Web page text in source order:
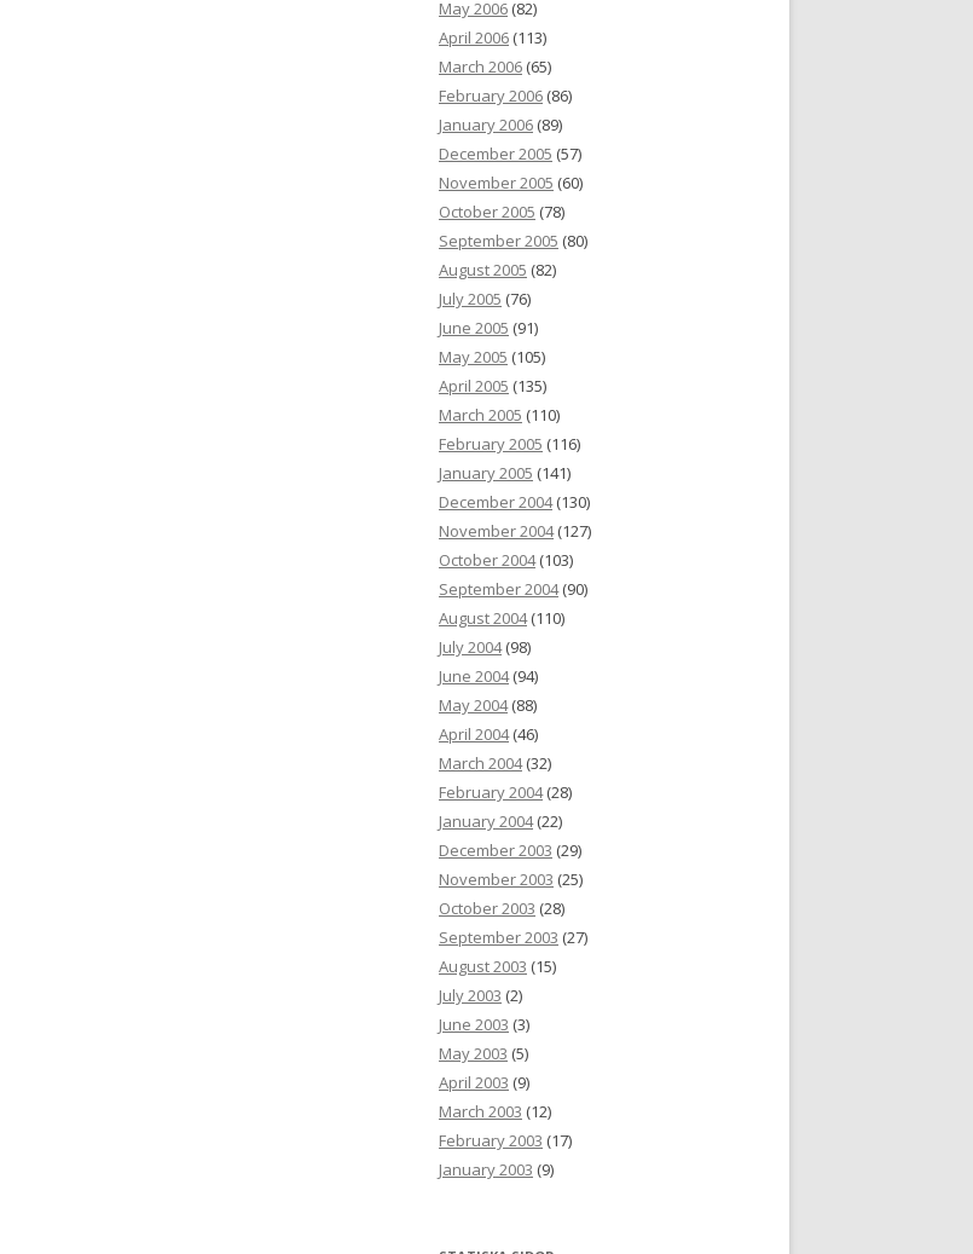
May 2006 (82)
April 2006 (113)
March 2006 (65)
February 2006 (86)
January 2006 (89)
December 2005 (57)
November 2005 (60)
October 2005 (78)
September 2005 (80)
August 2005 (82)
July 2005 (76)
June 2005 (91)
May 2005 (105)
April 2005 (135)
March 2005 (110)
February 2005 (116)
January 2005 (141)
December 2004(130)
November 2004(127)
October 2004(103)
September 2004(90)
August 2004(110)
July 2004(98)
June 2004(94)
May 2004(88)
April 2004(46)
March 2004(32)
February 2004(28)
January 2004(22)
December 2003 (29)
November 2003 (25)
October 2003 (28)
September 2003 (27)
August 2003 (15)
July 2003 (2)
June 2003 (3)
May 2003 (5)
April 2003 (9)
March 2003 (12)
February 2003 (17)
January 2003 (9)